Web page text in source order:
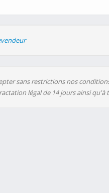
sans restrictions nos
légal de 14 jours ainsi